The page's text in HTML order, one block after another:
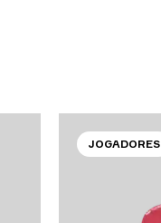
JOGADORES